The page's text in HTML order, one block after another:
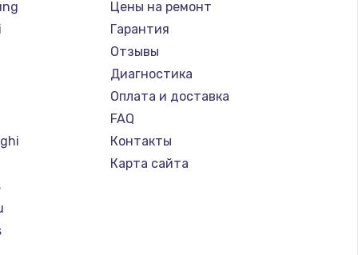
Цены на ремонт
Гарантия
Отзывы
Диагностика
Оплата и доставка
FAQ
Контакты
Карта сайта